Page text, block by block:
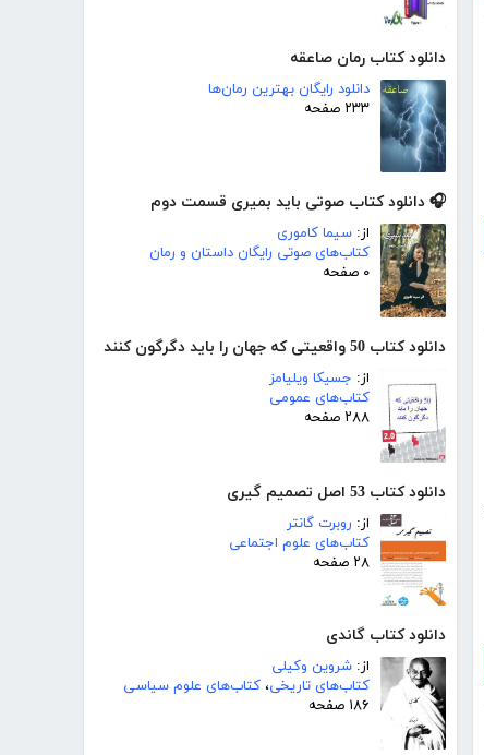
دانلود کتاب رمان صاعقه
دانلود رایگان بهترین رمان‌ها
۲۳۳ صفحه
🎧 دانلود کتاب صوتی باید بمیری قسمت دوم
از: سیما کاموری
کتاب‌های صوتی رایگان داستان و رمان
۰ صفحه
دانلود کتاب 50 واقعیتی که جهان را باید دگرگون کنند
از: جسیکا ویلیامز
کتاب‌های عمومی
۲۸۸ صفحه
دانلود کتاب 53 اصل تصمیم گیری
از: روبرت گانتر
کتاب‌های علوم اجتماعی
۲۸ صفحه
دانلود کتاب گاندی
از: شروین وکیلی
کتاب‌های تاریخی، کتاب‌های علوم سیاسی
۱۸۶ صفحه